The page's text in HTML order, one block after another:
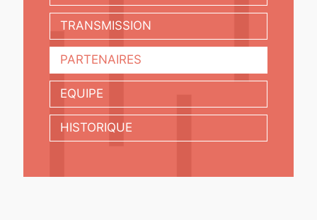
TRANSMISSION
PARTENAIRES
EQUIPE
HISTORIQUE